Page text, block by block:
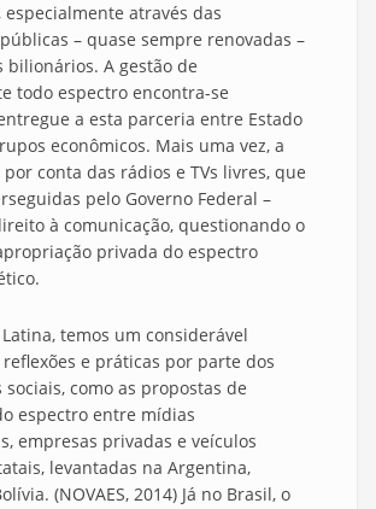
especialmente através das
– quase sempre renovadas –
bilionários. A gestão de
todo espectro encontra-se
a esta parceria entre Estado
econômicos. Mais uma vez, a
por conta das rádios e TVs livres, que
pelo Governo Federal –
à comunicação, questionando o
privada do espectro
temos um considerável
e práticas por parte dos
sociais, como as propostas de
espectro entre mídias
empresas privadas e veículos
levantadas na Argentina,
(NOVAES, 2014) Já no Brasil, o